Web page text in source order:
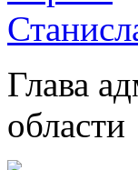
Глава
области